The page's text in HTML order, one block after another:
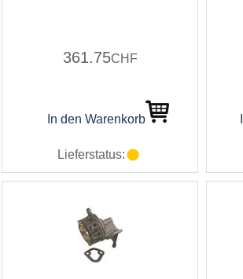
361.75CHF
In den Warenkorb
Lieferstatus: